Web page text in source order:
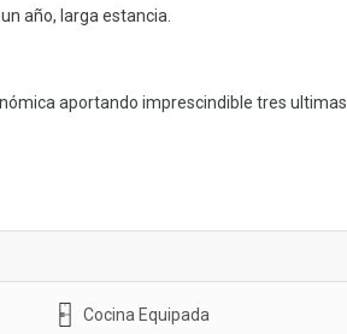
año, larga estancia.
aportando imprescindible tres ultimas
Cocina Equipada